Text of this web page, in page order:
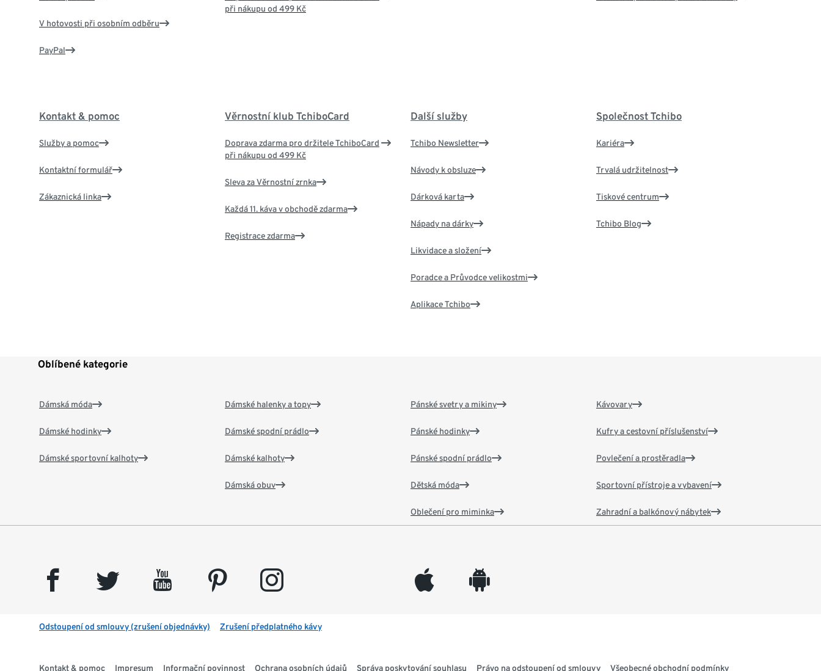
V hotovosti při osobním odběru
PayPal
při nákupu od 499 Kč
Kontakt & pomoc
Služby a pomoc
Kontaktní formulář
Zákaznická linka
Věrnostní klub TchiboCard
Doprava zdarma pro držitele TchiboCard
při nákupu od 499 Kč
Sleva za Věrnostní zrnka
Každá 11. káva v obchodě zdarma
Registrace zdarma
Další služby
Tchibo Newsletter
Návody k obsluze
Dárková karta
Nápady na dárky
Likvidace a složení
Poradce a Průvodce velikostmi
Aplikace Tchibo
Společnost Tchibo
Kariéra
Trvalá udržitelnost
Tiskové centrum
Tchibo Blog
Oblíbené kategorie
Dámská móda
Dámské hodinky
Dámské sportovní kalhoty
Dámské halenky a topy
Dámské spodní prádlo
Dámské kalhoty
Dámská obuv
Pánské svetry a mikiny
Pánské hodinky
Pánské spodní prádlo
Dětská móda
Oblečení pro miminka
Kávovary
Kufry a cestovní příslušenství
Povlečení a prostěradla
Sportovní přístroje a vybavení
Zahradní a balkónový nábytek
facebook twitter youtube pinterest instagram appleinc android
Odstoupení od smlouvy (zrušení objednávky) Zrušení předplatného kávy
Kontakt & pomoc Impresum Informační povinnost Ochrana osobních údajů Správa poskytování souhlasu Právo na odstoupení od smlouvy Všeobecné obchodní podmínky